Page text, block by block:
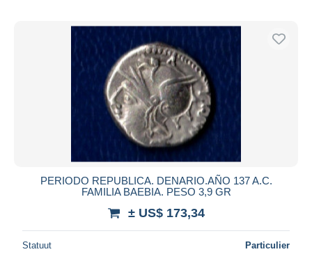
PERIODO REPUBLICA. DENARIO.AÑO 137 A.C.
FAMILIA BAEBIA. PESO 3,9 GR
± US$ 173,34
Statuut Particulier